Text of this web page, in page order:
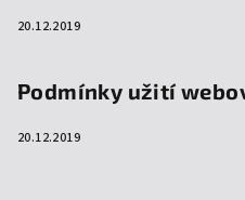
20.12.2019
Podmínky užití
20.12.2019